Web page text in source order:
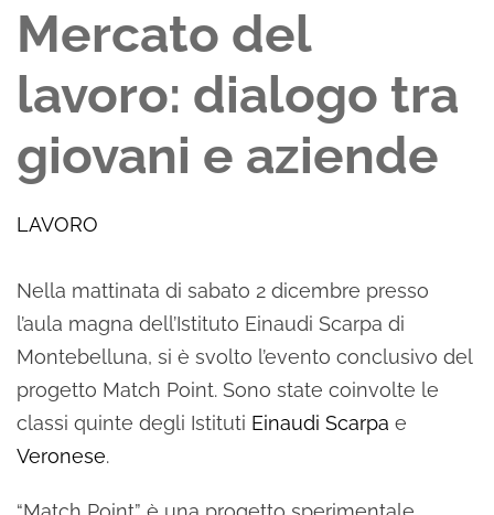
Mercato del
lavoro: dialogo tra
giovani e aziende
LAVORO
Nella mattinata di sabato 2 dicembre presso
l’aula magna dell’Istituto Einaudi Scarpa di
Montebelluna, si è svolto l’evento conclusivo del
progetto Match Point. Sono state coinvolte le
classi quinte degli Istituti Einaudi Scarpa e
Veronese.